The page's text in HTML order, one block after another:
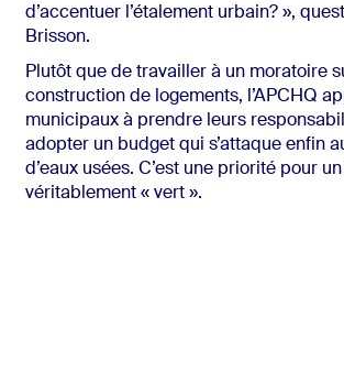
d’accentuer l’étalement urbain? »,
Brisson.
Plutôt que de travailler à un moratoire
construction de logements, l’APCHQ
municipaux à prendre leurs
adopter un budget qui s’attaque enfin
d’eaux usées. C’est une priorité pour
véritablement « vert ».